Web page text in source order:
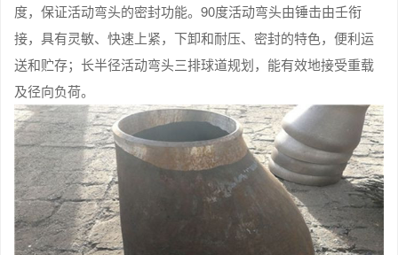
度，保证活动弯头的密封功能。90度活动弯头由锤击由壬衔
接，具有灵敏、快速上紧，下卸和耐压、密封的特色，便利运
送和贮存；长半径活动弯头三排球道规划，能有效地接受重载
及径向负荷。